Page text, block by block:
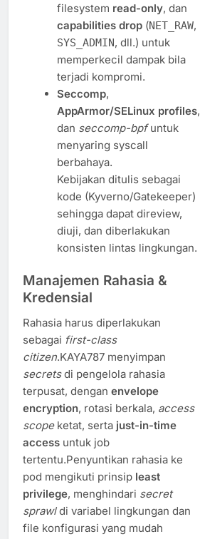
filesystem read-only, dan
capabilities drop(NET_RAW,
SYS_ADMIN, dll.) untuk
memperkecil dampak bila
terjadi kompromi.
Seccomp,
AppArmor/SELinux profiles,
dan seccomp-bpfuntuk
menyaring syscall
berbahaya.
Kebijakan ditulis sebagai
kode (Kyverno/Gatekeeper)
sehingga dapat direview,
diuji, dan diberlakukan
konsisten lintas lingkungan.
Manajemen Rahasia &
Kredensial
Rahasia harus diperlakukan
sebagai first-class
citizen.KAYA787 menyimpan
secretsdi pengelola rahasia
terpusat, dengan envelope
encryption, rotasi berkala, access
scopeketat, serta just-in-time
access untuk job
tertentu.Penyuntikan rahasia ke
pod mengikuti prinsip least
privilege, menghindari secret
sprawldi variabel lingkungan dan
file konfigurasi yang mudah